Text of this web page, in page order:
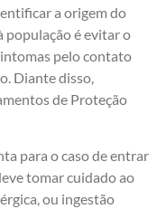
a origem do
população é evitar o
pelo contato
Diante disso,
de Proteção
para o caso de entrar
tomar cuidado ao
ou ingestão